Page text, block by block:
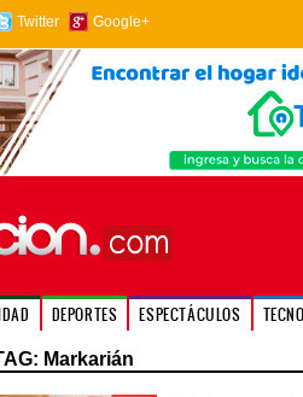
Twitter Google+
DEPORTES ESPECTÁCULOS
Markarián